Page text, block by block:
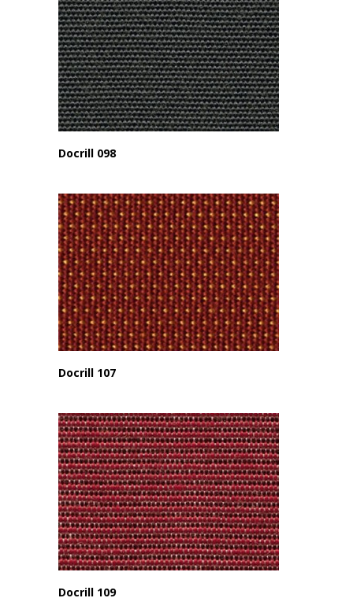
Docrill 098
Docrill 107
Docrill 109